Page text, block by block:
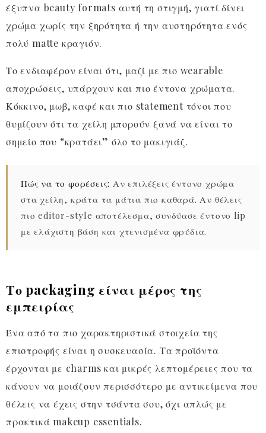
έξυπνα beauty formats αυτή τη στιγμή, γιατί δίνει
χρώμα χωρίς την ξηρότητα ή την αυστηρότητα ενός
πολύ matte κραγιόν.
Το ενδιαφέρον είναι ότι, μαζί με πιο wearable
αποχρώσεις, υπάρχουν και πιο έντονα χρώματα.
Κόκκινο, μωβ, καφέ και πιο statement τόνοι που
θυμίζουν ότι τα χείλη μπορούν ξανά να είναι το
σημείο που “κρατάει” όλο το μακιγιάζ.
Πώς να το φορέσεις: Αν επιλέξεις έντονο χρώμα
στα χείλη, κράτα τα μάτια πιο καθαρά. Αν θέλεις
πιο editor-style αποτέλεσμα, συνδύασε έντονο lip
με ελάχιστη βάση και χτενισμένα φρύδια.
Το packaging είναι μέρος της
εμπειρίας
Ένα από τα πιο χαρακτηριστικά στοιχεία της
επιστροφής είναι η συσκευασία. Τα προϊόντα
έρχονται με charms και μικρές λεπτομέρειες που τα
κάνουν να μοιάζουν περισσότερο με αντικείμενα που
θέλεις να έχεις στην τσάντα σου, όχι απλώς με
πρακτικά makeup essentials.